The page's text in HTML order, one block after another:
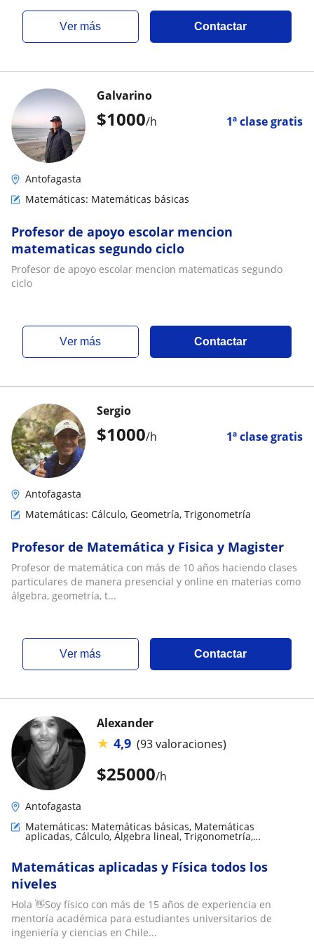
ver más Contactar
$1000/h 1ª clase gratis
Galvarino
Antofagasta
Matemáticas: Matemáticas básicas
Profesor de apoyo escolar mencion
matematicas segundo ciclo
Profesor de apoyo escolar mencion matematicas segundo
ciclo
ver más Contactar
$1000/h 1ª clase gratis
Sergio
Antofagasta
Matemáticas: Cálculo, Geometría, Trigonometría
Profesor de Matemática y Fisica y Magister
Profesor de matemática con más de 10 años haciendo clases
particulares de manera presencial y online en materias como
álgebra, geometría, t...
ver más Contactar
$25000/h
Alexander
★ 4,9 (93 valoraciones)
Antofagasta
Matemáticas: Matemáticas básicas, Matemáticas
aplicadas, Cálculo, Álgebra lineal, Trigonometría,
Matemáticas discretas
Matemáticas aplicadas y Física todos los
niveles
Hola 👋Soy físico con más de 15 años de experiencia en
mentoría académica para estudiantes universitarios de
ingeniería y ciencias en Chile...